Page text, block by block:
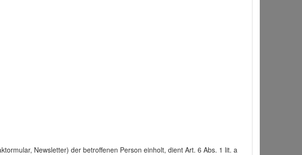
Newsletter) der betroffenen Person einholt, dient Art. 6 Abs. 1 lit. a